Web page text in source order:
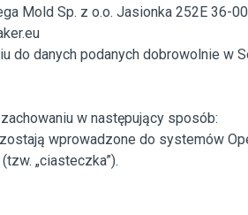
Mold Sp. z o.o. Jasionka 252E 36-
do danych podanych dobrowolnie w
w następujący sposób:
wprowadzone do systemów
„ciasteczka”).